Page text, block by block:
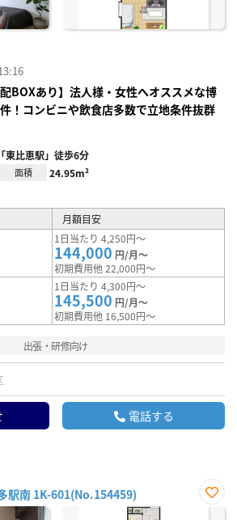
BOXあり】法人様・女性へオススメな博
！コンビニや飲食店多数で立地条件抜群
東比恵駅」徒歩6分
面積 24.95m²
月額目安
1日当たり 4,250円～
144,000 円/月～
初期費用他 22,000円～
1日当たり 4,300円～
145,500 円/月～
初期費用他 16,500円～
出張・研修向け
電話する
駅南 1K-601(No.154459)
お気